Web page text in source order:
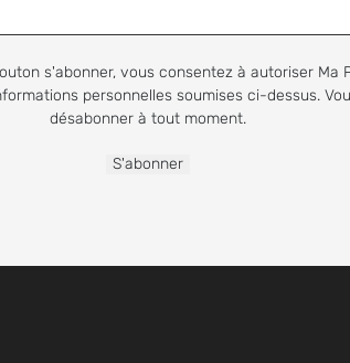
s'abonner, vous consentez à autoriser Ma
personnelles soumises ci-dessus.
désabonner à tout moment.